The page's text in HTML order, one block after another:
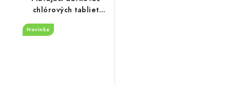
chlórových tabliet
"Plameniak"
Novinka